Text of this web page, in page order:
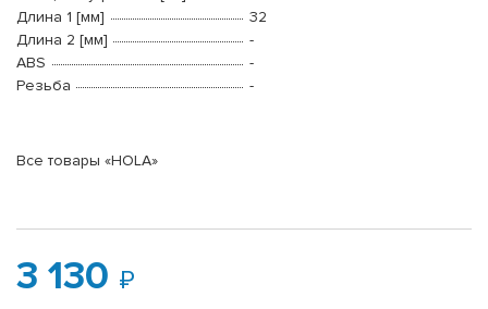
Длина 1 [мм]
32
Длина 2 [мм]
-
ABS
-
Резьба
-
Все товары «HOLA»
3 130